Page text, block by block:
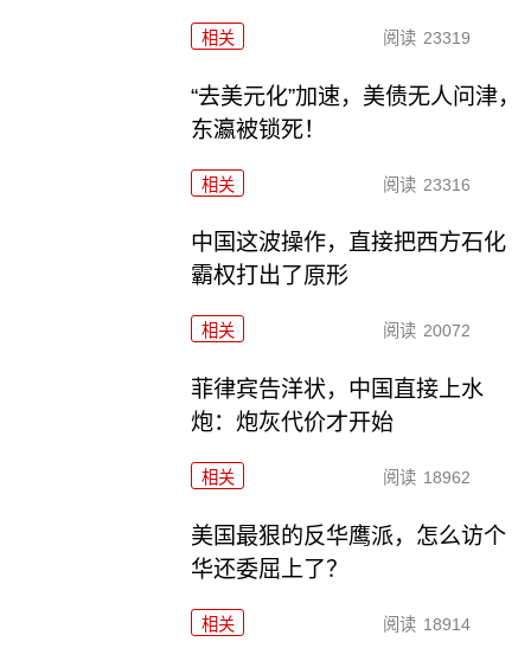
相关 阅读 23319
“去美元化”加速，美债无人问津，
东瀛被锁死！
相关 阅读 23316
中国这波操作，直接把西方石化
霸权打出了原形
相关 阅读 20072
菲律宾告洋状，中国直接上水
炮：炮灰代价才开始
相关 阅读 18962
美国最狠的反华鹰派，怎么访个
华还委屈上了？
相关 阅读 18914